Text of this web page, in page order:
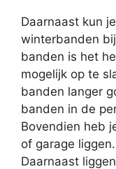
Daarnaast kun
winterbanden
banden is het
mogelijk op te
banden langer
banden in de
Bovendien heb
of garage
Daarnaast